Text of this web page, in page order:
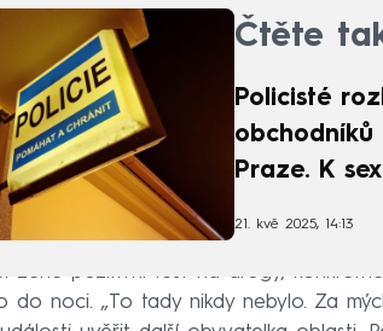
Čtěte
Policisté
obchodníků
Praze. K
21. kvě 2025, 14:13
ženě pozitivní test na drogy,
do noci. „To tady nikdy nebylo. Za